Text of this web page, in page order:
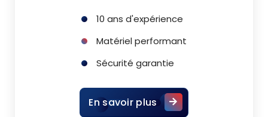
10 ans d'expérience
Matériel performant
Sécurité garantie
En savoir plus